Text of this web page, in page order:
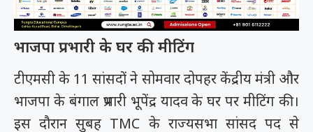
भाजपा प्रभारी के घर की मीटिंग
टीएमसी के 11 सांसदों ने सोमवार दोपहर केंद्रीय मंत्री और
भाजपा के बंगाल प्रभारी भूपेंद्र यादव के घर पर मीटिंग की।
इस दौरान सुबह TMC के राज्यसभा सांसद पद से